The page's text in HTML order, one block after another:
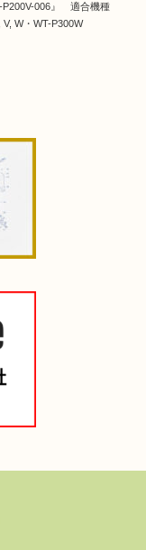
006』 適合機種
W・WT-P300W